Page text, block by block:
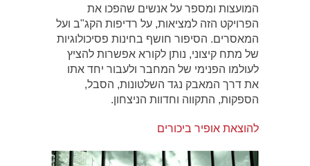
המועצות ומספר על אנשים שהפכו את
הפרויקט הזה למציאות, על רדיפות הקג"ב ועל
המאסרים. הסיפור חושף בחינות פסיכולוגיות
של מתח קיצוני, נותן לקורא אפשרות להציץ
לעולמו הפנימי של המחבר ולעבור יחד אתו
את דרך המאבק נגד השלטונות, הסבל,
הספקות, התקווה וחדוות הניצחון.
להוצאת אופיר ביכורים